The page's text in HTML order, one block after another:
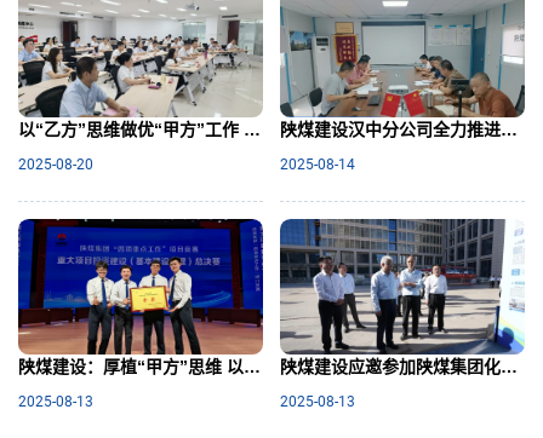
以“乙方”思维做优“甲方”工作 让组织力量在协同中更显效能
2025-08-20
陕煤建设汉中分公司全力推进自贡庞源智能塔机制造项目综合楼及辅助用房装修进度
2025-08-14
陕煤建设：厚植“甲方”思维 以协同创效益
2025-08-13
陕煤建设应邀参加陕煤集团化工板块高效协同推介会
2025-08-13